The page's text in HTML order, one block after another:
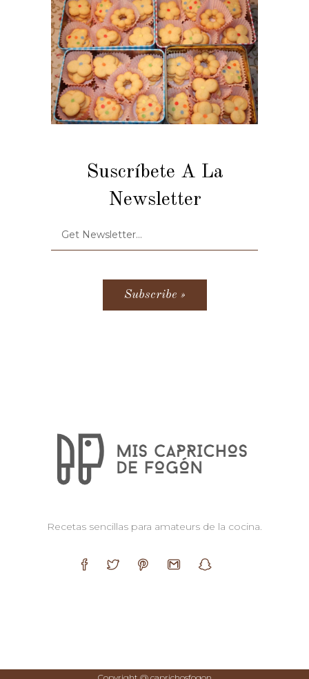
Suscríbete A La
Newsletter
Recetas sencillas para amateurs de la cocina.